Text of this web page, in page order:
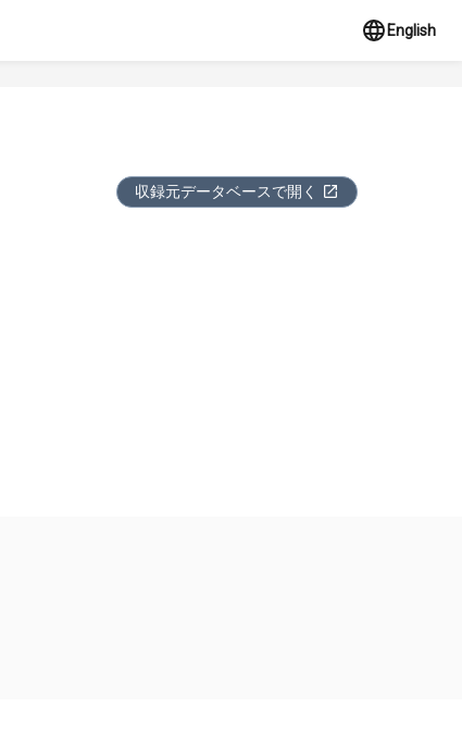
English
収録元データベースで開く